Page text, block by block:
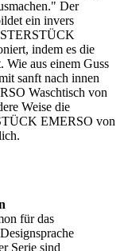
Der
ein invers
indem es die
Wie aus einem Guss
sanft nach innen
Waschtisch von
Weise die
EMERSO von
für das
Serie sind